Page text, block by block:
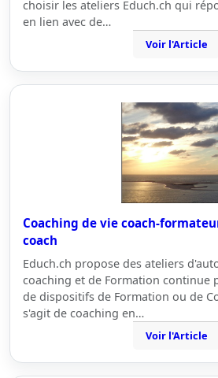
choisir les ateliers Educh.ch qui
en lien avec de…
Voir l'Article
Coaching de vie coach-
coach
Educh.ch propose des ateliers
coaching et de Formation continue
de dispositifs de Formation ou de
s'agit de coaching en…
Voir l'Article